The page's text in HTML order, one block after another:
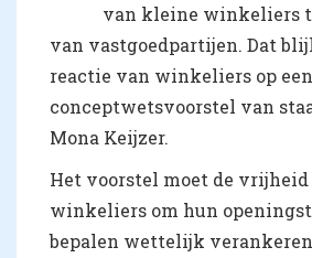
van kleine winkeliers
van vastgoedpartijen. Dat
reactie van winkeliers op een
conceptwetsvoorstel van
Mona Keijzer.
Het voorstel moet de
winkeliers om hun
bepalen wettelijk